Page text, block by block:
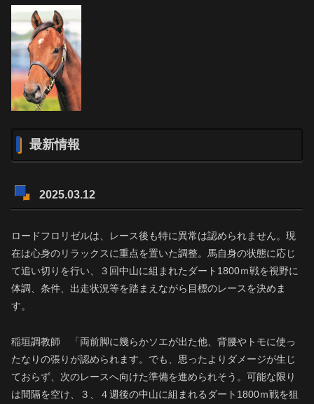
最新情報
2025.03.12
ロードフロリゼルは、レース後も特に異常は認められません。現
在は心身のリラックスに重点を置いた調整。馬自身の状態に応じ
て追い切りを行い、３回中山に組まれたダート1800ｍ戦を視野に
体調、条件、出走状況等を踏まえながら目標のレースを決めま
す。
稲垣調教師 「両前脚に幾らかソエが出た他、背腰やトモに使っ
たなりの張りが認められます。でも、思ったよりダメージが生じ
ておらず、次のレースへ向けた準備を進められそう。可能な限り
は間隔を空け、３、４週後の中山に組まれるダート1800ｍ戦を狙